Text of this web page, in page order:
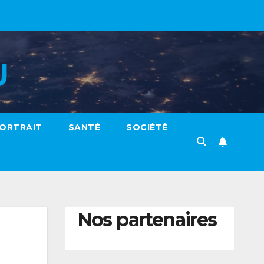
SANTÉ SOCIÉTÉ
Nos partenaires